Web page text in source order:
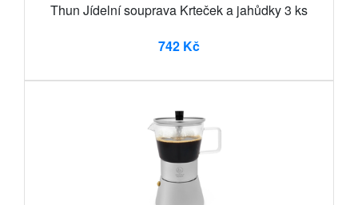
Thun Jídelní souprava Krteček a jahůdky 3 ks
742 Kč